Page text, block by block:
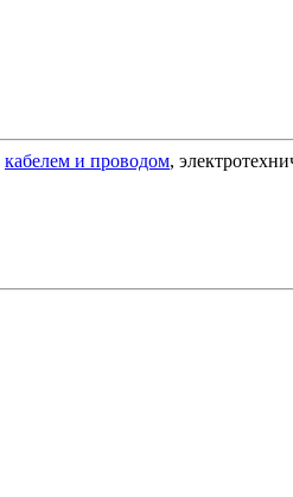
кабелем и проводом,